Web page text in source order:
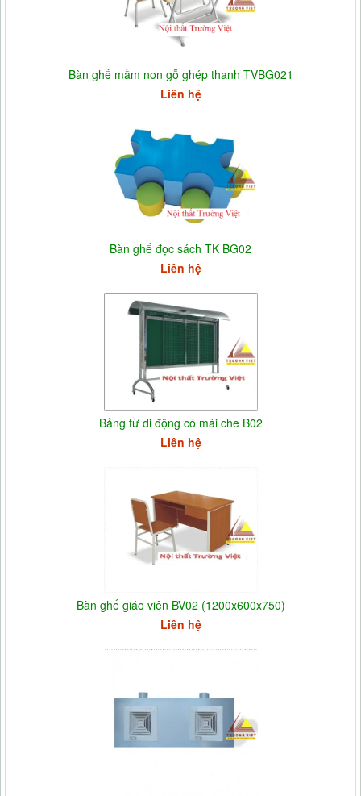
Bàn ghế mầm non gỗ ghép thanh TVBG021
Liên hệ
Bàn ghế đọc sách TK BG02
Liên hệ
Bảng từ di động có mái che B02
Liên hệ
Bàn ghế giáo viên BV02 (1200x600x750)
Liên hệ